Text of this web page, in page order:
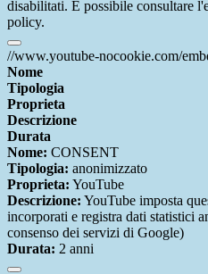
disabilitati. È possibile consultare
policy.
//www.youtube-nocookie.com/
Nome
Tipologia
Proprieta
Descrizione
Durata
Nome: CONSENT
Tipologia: anonimizzato
Proprieta: YouTube
Descrizione: YouTube imposta
incorporati e registra dati statistici
consenso dei servizi di Google)
Durata: 2 anni